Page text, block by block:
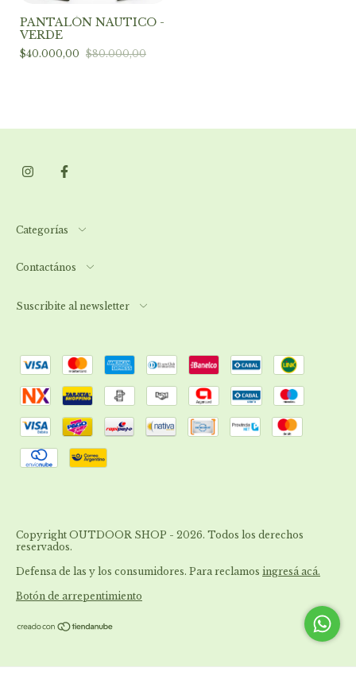
PANTALÓN NAUTICO -
VERDE
$40.000,00 $80.000,00
Categorías
Contactános
Suscribite al newsletter
Copyright OUTDOOR SHOP - 2026. Todos los derechos
reservados.
Defensa de las y los consumidores. Para reclamos ingresá acá.
Botón de arrepentimiento